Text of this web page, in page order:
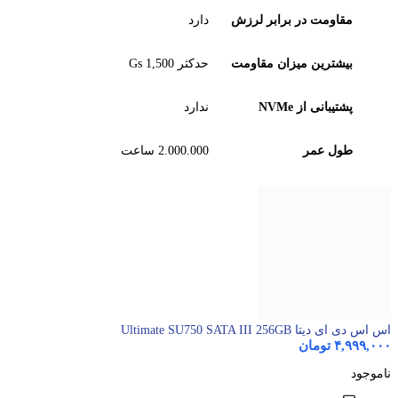
مقاومت در برابر لرزش دارد
بیشترین میزان مقاومت حدکثر 1,500 Gs
پشتیبانی از NVMe ندارد
طول عمر 2.000.000 ساعت
اس اس دی ای دیتا Ultimate SU750 SATA III 256GB
۴,۹۹۹,۰۰۰ تومان
ناموجود